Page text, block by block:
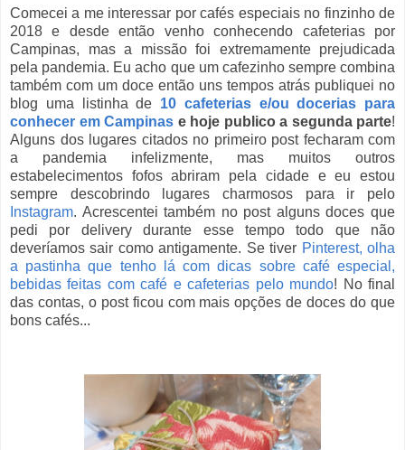
Comecei a me interessar por cafés especiais no finzinho de
2018 e desde então venho conhecendo cafeterias por
Campinas, mas a missão foi extremamente prejudicada
pela pandemia. Eu acho que um cafezinho sempre combina
também com um doce então uns tempos atrás publiquei no
blog uma listinha de 10 cafeterias e/ou docerias para
conhecer em Campinas e hoje publico a segunda parte!
Alguns dos lugares citados no primeiro post fecharam com
a pandemia infelizmente, mas muitos outros
estabelecimentos fofos abriram pela cidade e eu estou
sempre descobrindo lugares charmosos para ir pelo
Instagram. Acrescentei também no post alguns doces que
pedi por delivery durante esse tempo todo que não
deveríamos sair como antigamente. Se tiver Pinterest, olha
a pastinha que tenho lá com dicas sobre café especial,
bebidas feitas com café e cafeterias pelo mundo! No final
das contas, o post ficou com mais opções de doces do que
bons cafés...